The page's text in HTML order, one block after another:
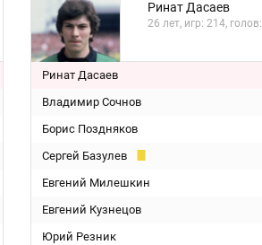
Ринат Дасаев
26 лет, игр: 214,
Ринат Дасаев
Владимир Сочнов
Борис Поздняков
Сергей Базулев
Евгений Милешкин
Евгений Кузнецов
Юрий Резник